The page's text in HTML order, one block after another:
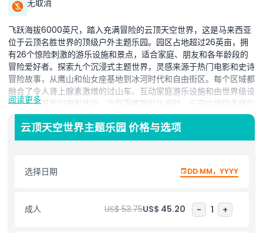
无取消
飞跃海拔6000英尺，踏入充满冒险的云顶天空世界，这是马来西亚
位于云顶名胜世界的顶级户外主题乐园。园区占地超过26英亩，拥
有26个惊险刺激的游乐设施和景点，适合家庭、朋友和各年龄段的
冒险爱好者。探索九个沉浸式主题世界，灵感来源于热门电影和史诗
冒险故事，从鹰山和仙女座基地到冰河时代和自由街区。每个区域都
融合了令人肾上腺素激增的过山车、互动家庭游乐设施和由世界级设
计与叙事呈现的电影体验。当您需要暂时休息时，乐园内提供多样的
餐饮选择、主题购物点和现场娱乐表演。无论您是寻求刺激，还是计
划亲子出游，云顶天空世界保证让您在云端度过充满乐趣、欢笑和难
忘回忆的一整天。
亮点
包含项
阅读更多
云顶天空世界主题乐园 价格与选项
选择日期 DD MM，YYYY
成人 US$ 53.75US$ 45.20 - 1 +